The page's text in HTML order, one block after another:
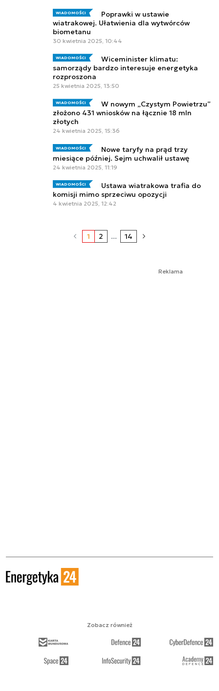
WIADOMOŚCI
Poprawki w ustawie
wiatrakowej. Ułatwienia dla wytwórców
biometanu
30 kwietnia 2025, 10:44
WIADOMOŚCI
Wiceminister klimatu:
samorządy bardzo interesuje energetyka
rozproszona
25 kwietnia 2025, 13:50
WIADOMOŚCI
W nowym „Czystym Powietrzu”
złożono 431 wniosków na łącznie 18 mln
złotych
24 kwietnia 2025, 15:36
WIADOMOŚCI
Nowe taryfy na prąd trzy
miesiące później. Sejm uchwalił ustawę
24 kwietnia 2025, 11:19
WIADOMOŚCI
Ustawa wiatrakowa trafia do
komisji mimo sprzeciwu opozycji
4 kwietnia 2025, 12:42
1 2 ... 14
Reklama
Zobacz również